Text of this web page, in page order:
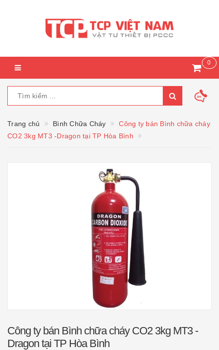
0
Trang chủ Bình Chữa Cháy
Công ty bán Bình chữa cháy
CO2 3kg MT3 -Dragon tại TP Hòa Bình
Công ty bán Bình chữa cháy CO2 3kg MT3 -
Dragon tại TP Hòa Bình